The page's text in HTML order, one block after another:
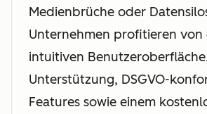
Medienbrüche oder
Unternehmen profitieren von
intuitiven
Unterstützung, DSGVO-
Features sowie einem